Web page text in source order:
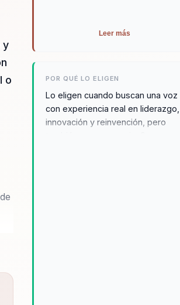
y
o
Leer más
POR QUÉ LO ELIGEN
Lo eligen cuando buscan una voz
con experiencia real en liderazgo,
innovación y reinvención, pero